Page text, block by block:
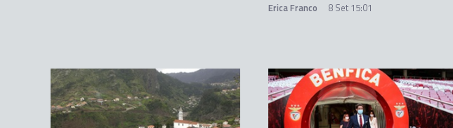
Erica Franco 8 Set 15:01